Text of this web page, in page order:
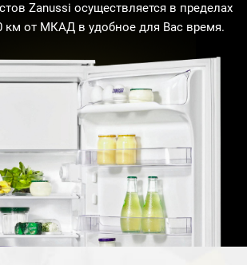
Zanussi осуществляется в пределах
от МКАД в удобное для Вас время.